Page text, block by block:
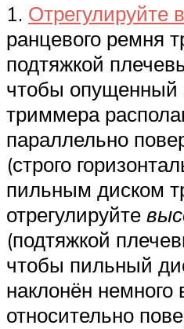
1. Отрегулируйте
ранцевого ремня
подтяжкой
чтобы опущенный
триммера
параллельно
(строго
пильным диском
отрегулируйте
(подтяжкой
чтобы пильный
наклонён немного
относительно